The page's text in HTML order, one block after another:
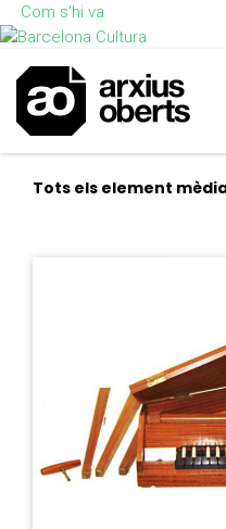
Com s'hi va
Tots els element